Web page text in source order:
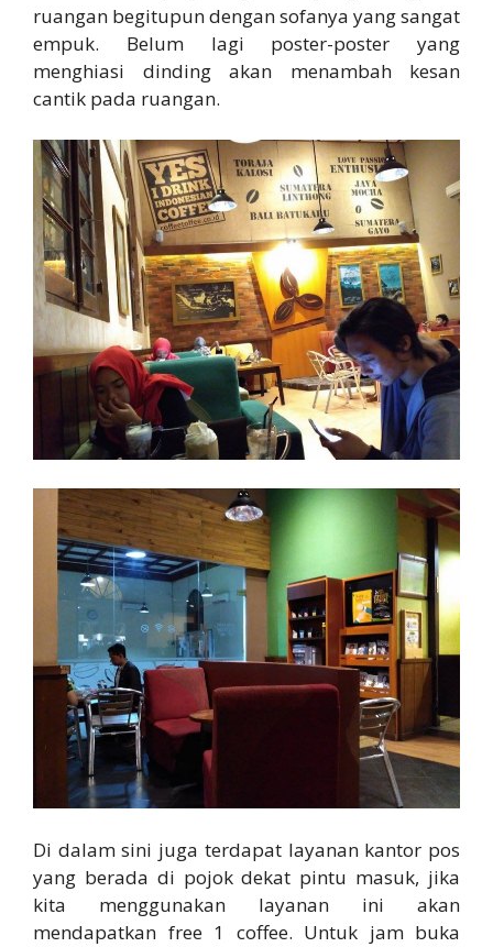
ruangan begitupun dengan sofanya yang sangat
empuk. Belum lagi poster-poster yang
menghiasi dinding akan menambah kesan
cantik pada ruangan.
Di dalam sini juga terdapat layanan kantor pos
yang berada di pojok dekat pintu masuk, jika
kita menggunakan layanan ini akan
mendapatkan free 1 coffee. Untuk jam buka